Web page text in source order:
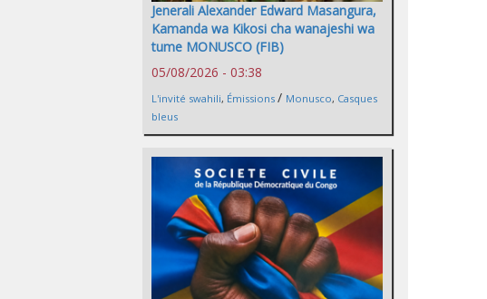
Jenerali Alexander Edward Masangura,
Kamanda wa Kikosi cha wanajeshi wa
tume MONUSCO (FIB)
05/08/2026 - 03:38
L'invité swahili, Émissions / Monusco, Casques
bleus